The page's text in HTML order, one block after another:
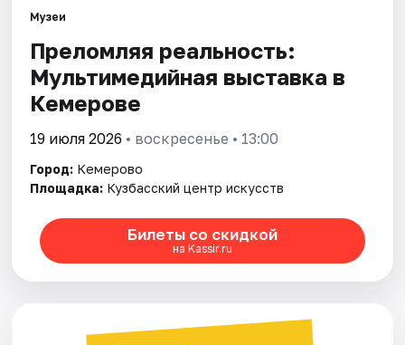
Площадки
Артисты
Рейтинги
Музеи
Преломляя реальность:
Мультимедийная выставка в
Кемерове
19 июля 2026 • воскресенье • 13:00
Город: Кемерово
Площадка: Кузбасский центр искусств
Билеты со скидкой
на Kassir.ru